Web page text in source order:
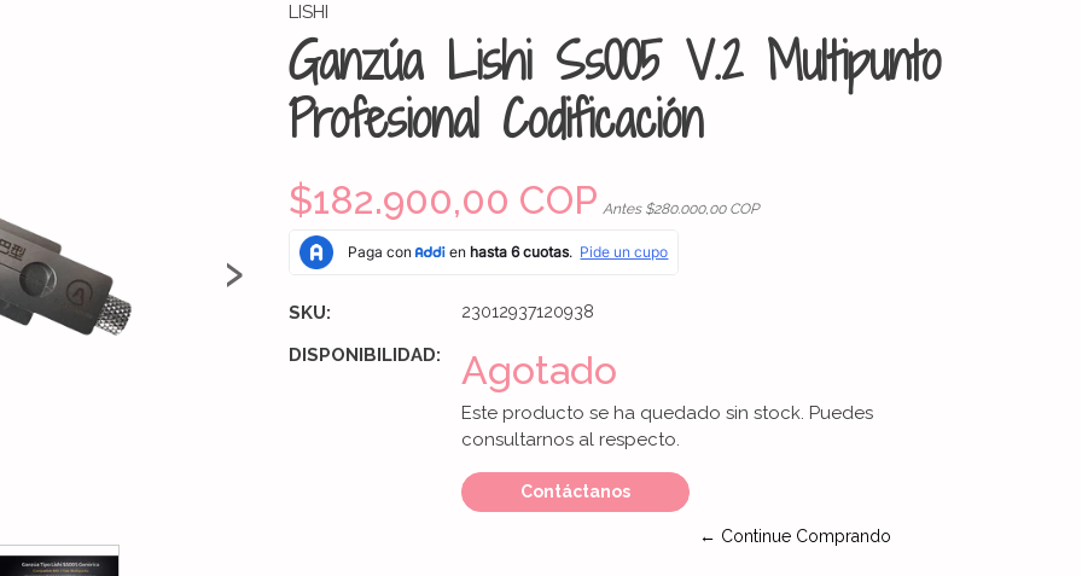
›
LISHI
Ganzúa Lishi Ss005 V.2 Multipunto
Profesional Codificación
$182.900,00 COP Antes $280.000,00 COP
SKU: 23012937120938
DISPONIBILIDAD: Agotado
Este producto se ha quedado sin stock. Puedes
consultarnos al respecto.
Contáctanos
← Continue Comprando